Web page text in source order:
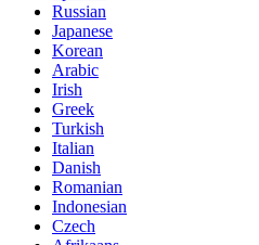
Russian
Japanese
Korean
Arabic
Irish
Greek
Turkish
Italian
Danish
Romanian
Indonesian
Czech